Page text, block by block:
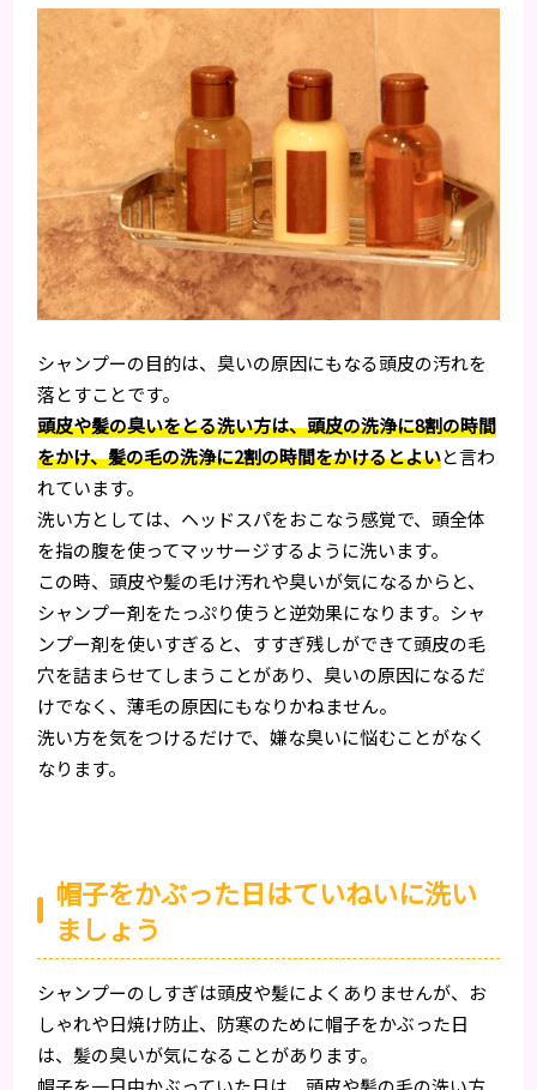
シャンプーの目的は、臭いの原因にもなる頭皮の汚れを
落とすことです。
頭皮や髪の臭いをとる洗い方は、頭皮の洗浄に8割の時間
をかけ、髪の毛の洗浄に2割の時間をかけるとよいと言わ
れています。
洗い方としては、ヘッドスパをおこなう感覚で、頭全体
を指の腹を使ってマッサージするように洗います。
この時、頭皮や髪の毛け汚れや臭いが気になるからと、
シャンプー剤をたっぷり使うと逆効果になります。シャ
ンプー剤を使いすぎると、すすぎ残しができて頭皮の毛
穴を詰まらせてしまうことがあり、臭いの原因になるだ
けでなく、薄毛の原因にもなりかねません。
洗い方を気をつけるだけで、嫌な臭いに悩むことがなく
なります。
帽子をかぶった日はていねいに洗い
ましょう
シャンプーのしすぎは頭皮や髪によくありませんが、お
しゃれや日焼け防止、防寒のために帽子をかぶった日
は、髪の臭いが気になることがあります。